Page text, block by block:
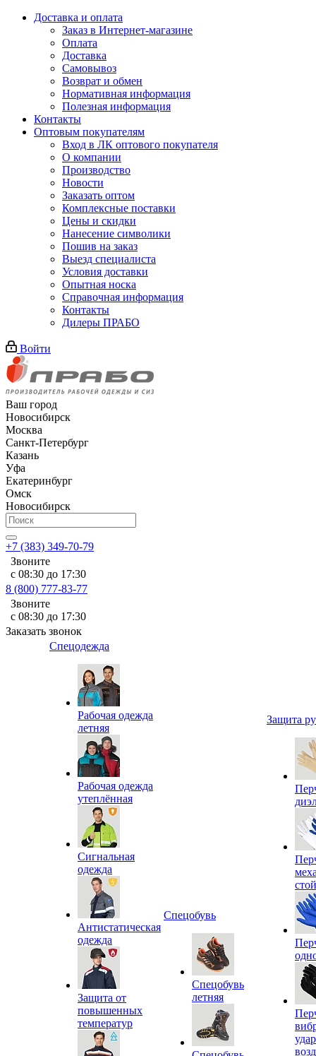
Доставка и оплата
Заказ в Интернет-магазине
Оплата
Доставка
Самовывоз
Возврат и обмен
Нормативная информация
Полезная информация
Контакты
Оптовым покупателям
Вход в ЛК оптового покупателя
О компании
Производство
Новости
Заказать оптом
Комплексные поставки
Цены и скидки
Нанесение символики
Пошив на заказ
Выезд специалиста
Условия доставки
Опытная носка
Справочная информация
Контакты
Дилеры ПРАБО
Войти
Ваш город
Новосибирск
Москва
Санкт-Петербург
Казань
Уфа
Екатеринбург
Омск
Новосибирск
+7 (383) 349-70-79
Звоните
с 08:30 до 17:30
8 (800) 777-83-77
Звоните
с 08:30 до 17:30
Заказать звонок
Спецодежда
Рабочая одежда
летняя
Рабочая одежда
утеплённая
Сигнальная
одежда
Антистатическая
одежда
Защита от
повышенных
температур
Спецобувь
Спецобувь
летняя
Защита